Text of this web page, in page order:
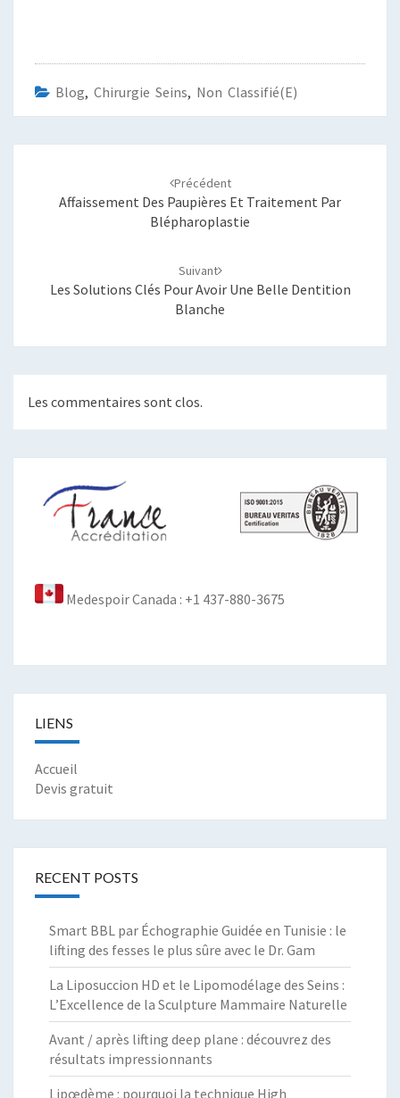
Blog, Chirurgie Seins, Non Classifié(e)
Précédent
Affaissement Des Paupières Et Traitement Par
Blépharoplastie
Suivant
Les Solutions Clés Pour Avoir Une Belle Dentition
Blanche
Les commentaires sont clos.
Medespoir Canada : +1 437-880-3675
LIENS
Accueil
Devis gratuit
RECENT POSTS
Smart BBL par Échographie Guidée en Tunisie : le
lifting des fesses le plus sûre avec le Dr. Gam
La Liposuccion HD et le Lipomodélage des Seins :
L’Excellence de la Sculpture Mammaire Naturelle
Avant / après lifting deep plane : découvrez des
résultats impressionnants
Lipœdème : pourquoi la technique High